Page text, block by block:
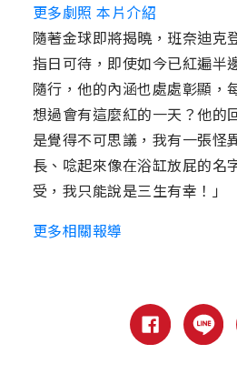
更多劇照 本片介紹
隨著金球即將揭曉，班奈迪克
指日可待，即使如今已紅遍半
隨行，他的內涵也處處彰顯，
想過會有這麼紅的一天？他的
是覺得不可思議，我有一張怪
長、唸起來像在浴缸放屁的名
受，我只能說是三生有幸！」
更多相關報導